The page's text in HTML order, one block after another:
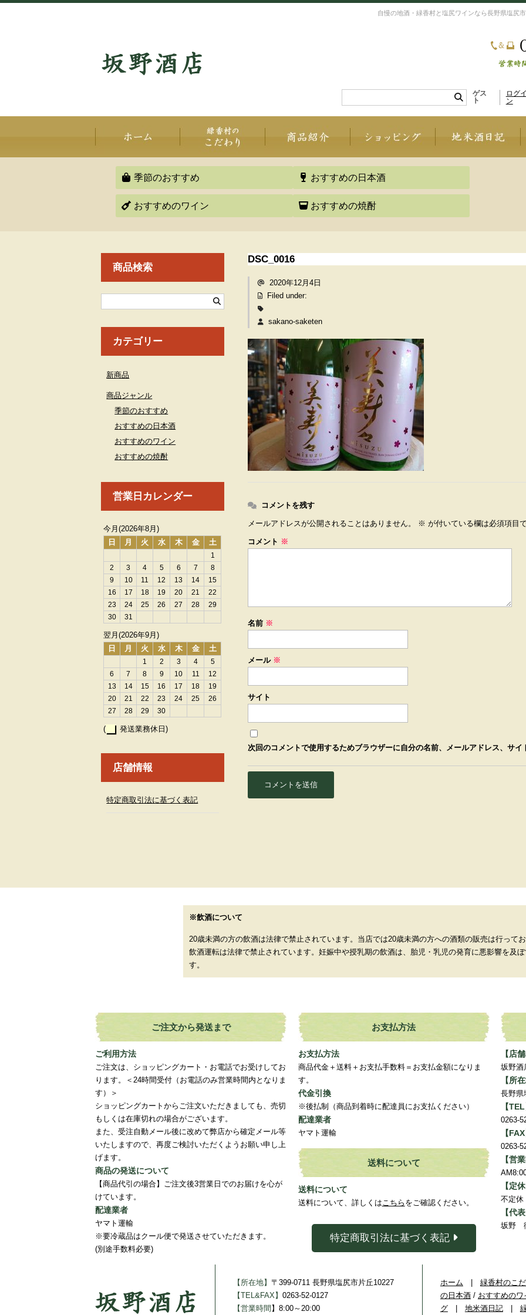
自慢の地酒・緑香村と塩尻ワインなら長野県塩尻
ゲス
ト
ログ
ン
季節のおすすめ おすすめの日本酒
おすすめのワイン おすすめの焼酎
DSC_0016
2020年12月4日
Filed under:
sakano-saketen
コメントを残す
メールアドレスが公開されることはありません。 ※ が付いている欄は必須項目
コメント ※
名前 ※
メール ※
サイト
次回のコメントで使用するためブラウザーに自分の名前、メールアドレス、サイ
商品検索
カテゴリー
新商品
商品ジャンル
季節のおすすめ
おすすめの日本酒
おすすめのワイン
おすすめの焼酎
営業日カレンダー
今月(2026年8月)
日
月 火 水 木 金 土
1
2
3 4 5 6 7
8
9
10 11 12 13 14
15
16
17 18 19 20 21
22
23
24 25 26 27 28
29
30
31
翌月(2026年9月)
日
月 火 水 木 金 土
1 2 3 4
5
6
7 8 9 10 11
12
13
14 15 16 17 18
19
20
21 22 23 24 25
26
27
28 29 30
( 発送業務休日)
店舗情報
特定商取引法に基づく表記
※飲酒について
20歳未満の方の飲酒は法律で禁止されています。当店では20歳未満の方への酒類の販売は行って
飲酒運転は法律で禁止されています。妊娠中や授乳期の飲酒は、胎児・乳児の発育に悪影響を及
す。
ご注文から発送まで
ご利用方法
ご注文は、ショッピングカート・お電話でお受けしてお
ります。＜24時間受付（お電話のみ営業時間内となりま
す）＞
ショッピングカートからご注文いただきましても、売切
もしくは在庫切れの場合がございます。
また、受注自動メール後に改めて弊店から確定メール等
いたしますので、再度ご検討いただくようお願い申し上
げます。
商品の発送について
【商品代引の場合】ご注文後3営業日でのお届けを心が
けています。
配達業者
ヤマト運輸
※要冷蔵品はクール便で発送させていただきます。
(別途手数料必要)
お支払方法
お支払方法
商品代金＋送料＋お支払手数料＝お支払金額になりま
す。
代金引換
※後払制（商品到着時に配達員にお支払ください）
配達業者
ヤマト運輸
送料について
送料について
送料について、詳しくは こちら をご確認ください。
特定商取引法に基づく表記
【店
坂野酒
【所
長野県
【
0263-
【
0263-
【営
【定
不定休
【代
坂野
【所在地】 〒399-0711 長野県塩尻市片丘10227
【TEL&FAX】 0263-52-0127
【営業時間 】8:00～20:00
ホーム
緑香村のこ
の日本酒/ おすすめのワ
グ| 地米酒日記|